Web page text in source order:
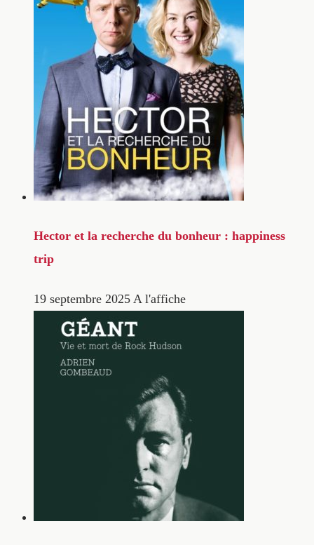
Hector et la recherche du bonheur : happiness
trip
19 septembre 2025 A l'affiche